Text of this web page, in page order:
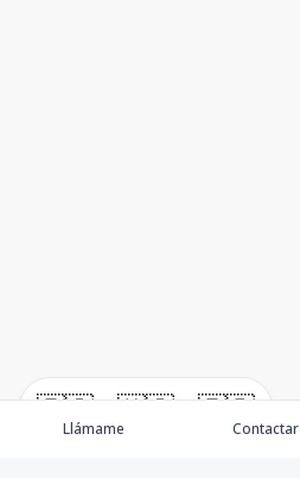
🇪🇸 🇺🇸 🇫🇷
Llámame Contactar